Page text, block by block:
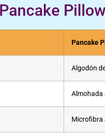
Pillow
Pancake
Algodón
Almohada
Microfibra